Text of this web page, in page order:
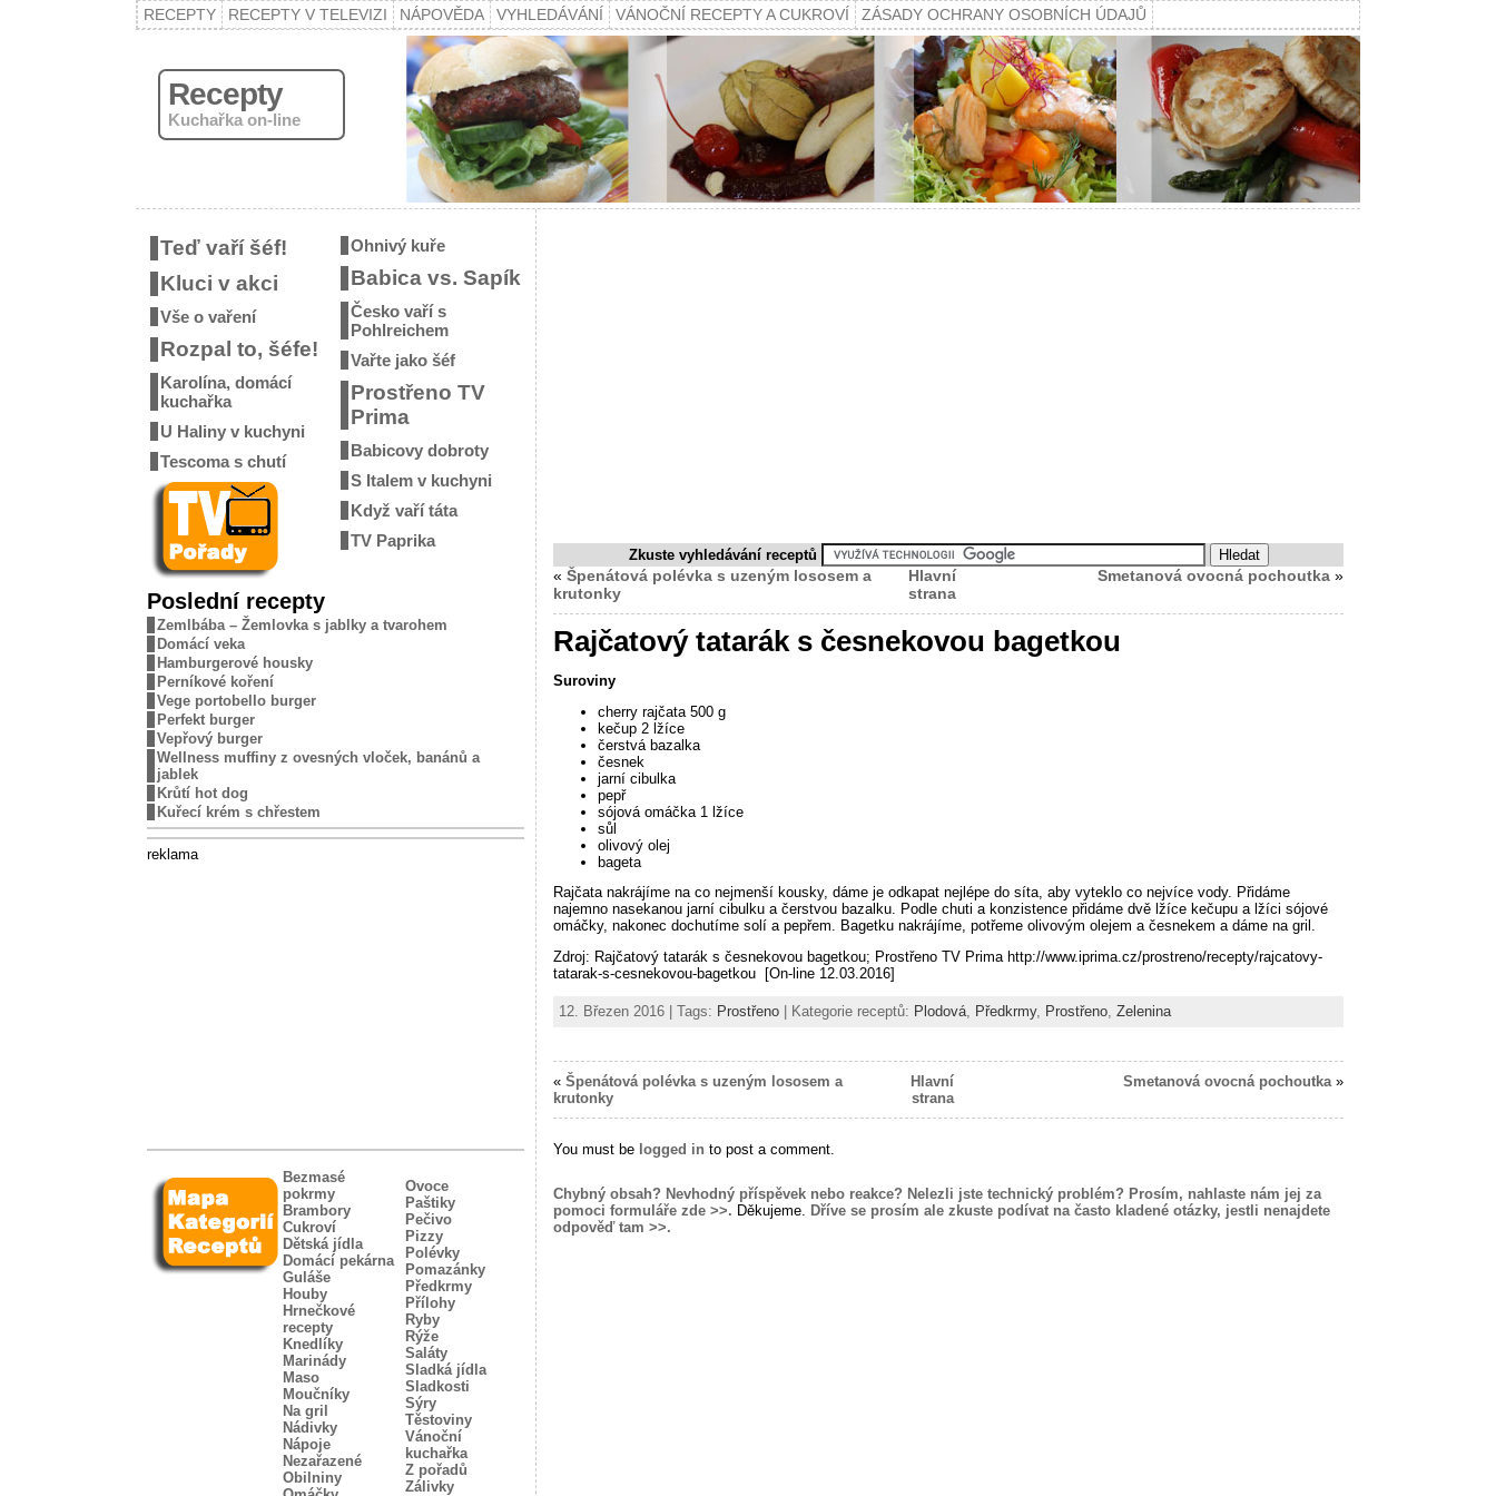
RECEPTY RECEPTY V TELEVIZI NÁPOVĚDA VYHLEDÁVÁNÍ VÁNOČNÍ RECEPTY A CUKROVÍ ZÁSADY OCHRANY OSOBNÍCH ÚDAJŮ
Recepty
Kuchařka on-line
Teď vaří šéf!
Kluci v akci
Vše o vaření
Rozpal to, šéfe!
Karolína, domácí
kuchařka
U Haliny v kuchyni
Tescoma s chutí
Ohnivý kuře
Babica vs. Sapík
Česko vaří s
Pohlreichem
Vařte jako šéf
Prostřeno TV
Prima
Babicovy dobroty
S Italem v kuchyni
Když vaří táta
TV Paprika
Poslední recepty
Zemlbába – Žemlovka s jablky a tvarohem
Domácí veka
Hamburgerové housky
Perníkové koření
Vege portobello burger
Perfekt burger
Vepřový burger
Wellness muffiny z ovesných vloček, banánů a
jablek
Krůtí hot dog
Kuřecí krém s chřestem
reklama
Bezmasé
pokrmy
Brambory
Cukroví
Dětská jídla
Domácí pekárna
Guláše
Houby
Hrnečkové
recepty
Knedlíky
Marinády
Maso
Moučníky
Na gril
Nádivky
Nápoje
Nezařazené
Obilniny
Ovoce
Paštiky
Pečivo
Pizzy
Polévky
Pomazánky
Předkrmy
Přílohy
Ryby
Rýže
Saláty
Sladká jídla
Sladkosti
Sýry
Těstoviny
Vánoční
kuchařka
Z pořadů
Zálivky
Zkuste vyhledávání receptů
« Špenátová polévka s uzeným lososem a
krutonky
Hlavní
strana
Smetanová ovocná pochoutka »
Rajčatový tatarák s česnekovou bagetkou
Suroviny
cherry rajčata 500 g
kečup 2 lžíce
čerstvá bazalka
česnek
jarní cibulka
pepř
sójová omáčka 1 lžíce
sůl
olivový olej
bageta
Rajčata nakrájíme na co nejmenší kousky, dáme je odkapat nejlépe do síta, aby vyteklo co nejvíce vody. Přidáme
najemno nasekanou jarní cibulku a čerstvou bazalku. Podle chuti a konzistence přidáme dvě lžíce kečupu a lžíci sójové
omáčky, nakonec dochutíme solí a pepřem. Bagetku nakrájíme, potřeme olivovým olejem a česnekem a dáme na gril.
Zdroj: Rajčatový tatarák s česnekovou bagetkou; Prostřeno TV Prima http://www.iprima.cz/prostreno/recepty/rajcatovy-
tatarak-s-cesnekovou-bagetkou [On-line 12.03.2016]
12. Březen 2016 | Tags: Prostřeno | Kategorie receptů: Plodová Předkrmy, Prostřeno Zelenina
« Špenátová polévka s uzeným lososem a
krutonky
Hlavní
strana
Smetanová ovocná pochoutka »
You must be logged in to post a comment.
Chybný obsah? Nevhodný příspěvek nebo reakce? Nelezli jste technický problém? Prosím, nahlaste nám jej za
pomoci formuláře zde >>. Děkujeme.
Dříve se prosím ale zkuste podívat na často kladené otázky, jestli nenajdete
odpověď tam >>.